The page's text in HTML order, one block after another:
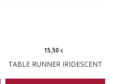
TABLE RUNNER IRIDESCENT
15,50€